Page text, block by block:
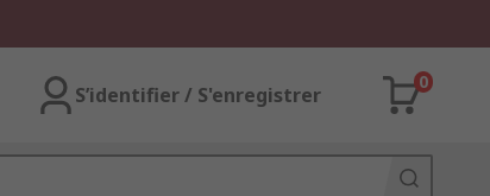
S’identifier / S'enregistrer
0